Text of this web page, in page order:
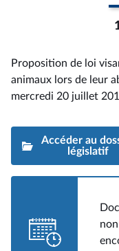
Proposition de loi
animaux lors de leur
mercredi 20 juillet
Accéder au
législatif
non